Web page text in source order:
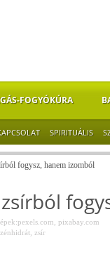
FOGYÓKÚRA
SPIRITUÁLIS
fogysz, hanem izomból
pixabay.com
zsír